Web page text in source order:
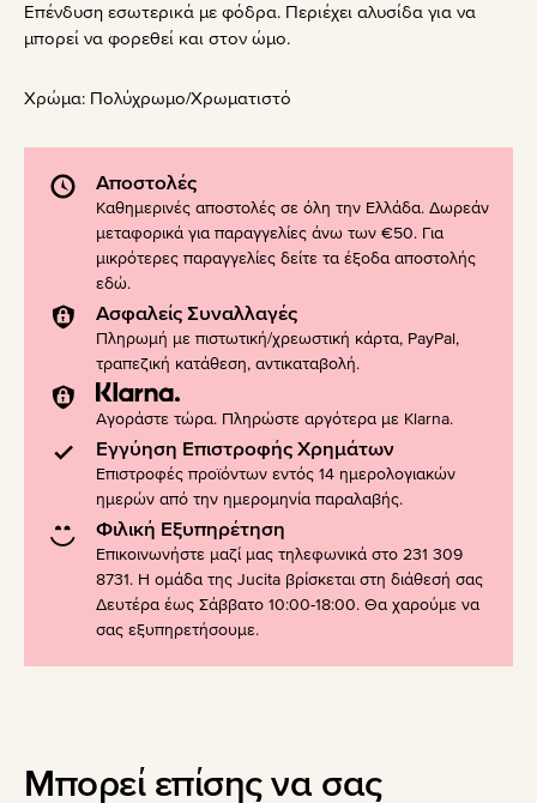
Επένδυση εσωτερικά με φόδρα. Περιέχει αλυσίδα για να
μπορεί να φορεθεί και στον ώμο.
Χρώμα: Πολύχρωμο/Χρωματιστό
Αποστολές
Καθημερινές αποστολές σε όλη την Ελλάδα. Δωρεάν
μεταφορικά για παραγγελίες άνω των €50. Για
μικρότερες παραγγελίες δείτε τα έξοδα αποστολής
εδώ.
Ασφαλείς Συναλλαγές
Πληρωμή με πιστωτική/χρεωστική κάρτα, PayPal,
τραπεζική κατάθεση, αντικαταβολή.
Αγοράστε τώρα. Πληρώστε αργότερα με Klarna.
Εγγύηση Επιστροφής Χρημάτων
Επιστροφές προϊόντων εντός 14 ημερολογιακών
ημερών από την ημερομηνία παραλαβής.
Φιλική Εξυπηρέτηση
Επικοινωνήστε μαζί μας τηλεφωνικά στο 231 309
8731. Η ομάδα της Jucita βρίσκεται στη διάθεσή σας
Δευτέρα έως Σάββατο 10:00-18:00. Θα χαρούμε να
σας εξυπηρετήσουμε.
Μπορεί επίσης να σας